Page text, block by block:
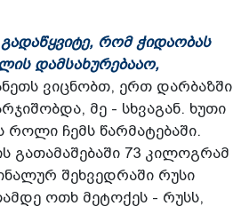
რომ ჭიდაობას
დამსახურებააო,
ვიცნობთ, ერთ დარბაზში
მე - სხვაგან. ხუთი
ჩემს წარმატებაში.
გათამაშებაში 73 კილოგრამ
შეხვედრაში რუსი
ოთხ მეტოქეს - რუსს,